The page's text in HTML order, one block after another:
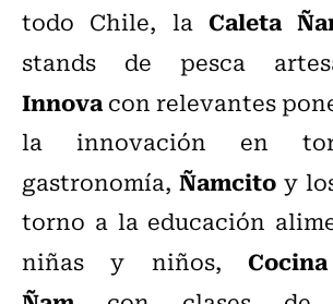
todo Chile, la Caleta
stands de pesca
Innovacon relevantes
la innovación en
gastronomía, Ñamcito y
torno a la educación
niñas y niños,